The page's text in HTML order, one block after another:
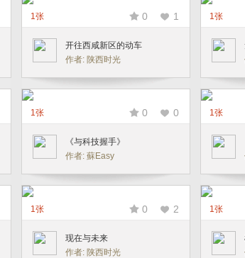
1张 0 1
开往西咸新区的动车
作者: 陕西时光
1张
1张 0 0
《与科技握手》
作者: 蘇Easy
1张
1张 0 2
现在与未来
作者: 陕西时光
1张